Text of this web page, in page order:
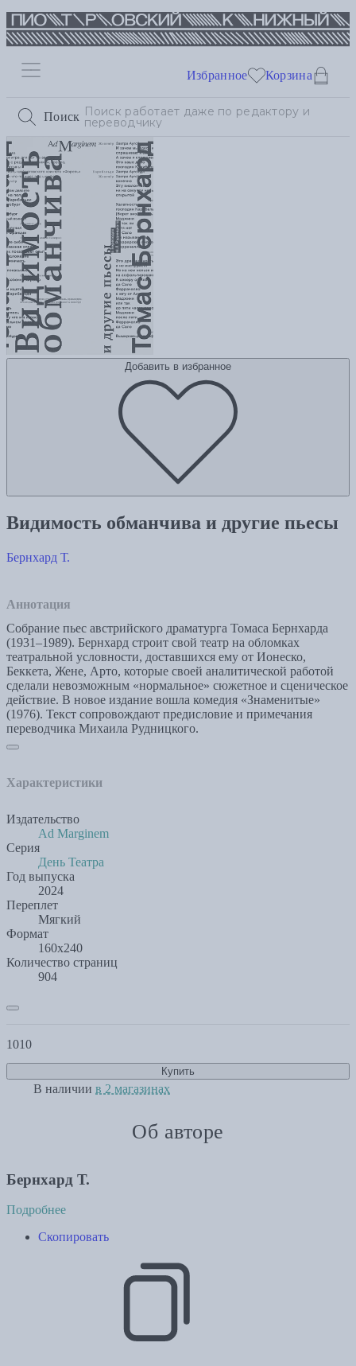
Поиск
Избранное Корзина
Добавить в избранное
Видимость обманчива и другие пьесы
Бернхард Т.
Аннотация
Собрание пьес австрийского драматурга Томаса Бернхарда
(1931–1989). Бернхард строит свой театр на обломках
театральной условности, доставшихся ему от Ионеско,
Беккета, Жене, Арто, которые своей аналитической работой
сделали невозможным «нормальное» сюжетное и сценическое
действие. В новое издание вошла комедия «Знаменитые»
(1976). Текст сопровождают предисловие и примечания
переводчика Михаила Рудницкого.
Характеристики
Издательство
Ad Marginem
Серия
День Театра
Год выпуска
2024
Переплет
Мягкий
Формат
160x240
Количество страниц
904
1010
Купить
В наличии в 2 магазинах
Об авторе
Бернхард Т.
Подробнее
Скопировать